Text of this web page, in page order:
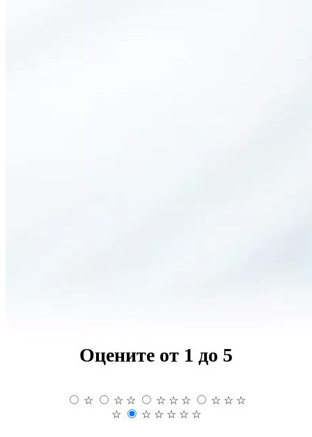
Оцените от 1 до 5
☆ ☆ ☆ ☆ ☆ ☆ ☆ ☆ ☆
☆
☆ ☆ ☆ ☆ ☆